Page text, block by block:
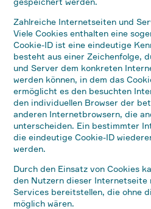
Zahlreiche Internetseiten und
Viele Cookies enthalten eine
Cookie-ID ist eine eindeutige
besteht aus einer Zeichenfolge,
und Server dem konkreten
werden können, in dem das
ermöglicht es den besuchten
den individuellen Browser der
anderen Internetbrowsern, die
unterscheiden. Ein bestimmter
die eindeutige Cookie-ID
werden.
Durch den Einsatz von Cookies
den Nutzern dieser Internetseite
Services bereitstellen, die ohne
möglich wären.